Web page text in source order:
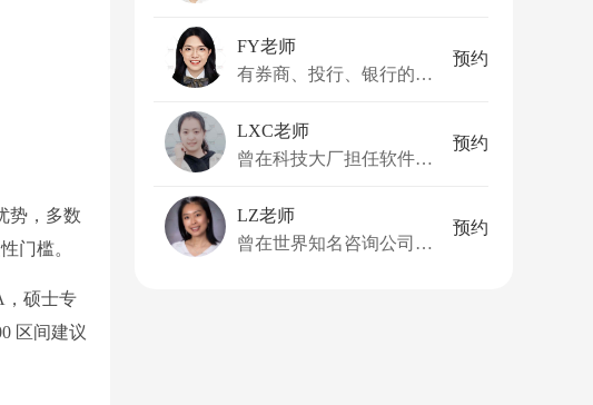
势，多数
门槛。
硕士专
区间建议
FY老师
有券商、投行、银行的丰富实习及工作经验
预约
LXC老师
曾在科技大厂担任软件工程师和面试官
预约
LZ老师
曾在世界知名咨询公司贝恩咨询公司担任公司战略管理咨询顾问
预约